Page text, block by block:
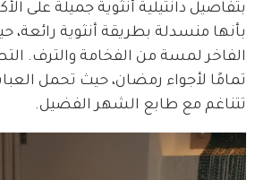
بتفاصيل دانتيلية أنثوية جميلة على
بأنها منسدلة بطريقة أنثوية رائعة،
الفاخر لمسة من الفخامة والترف.
تمامًا لأجواء رمضان، حيث تحمل
تتناغم مع طابع الشهر الفضيل.